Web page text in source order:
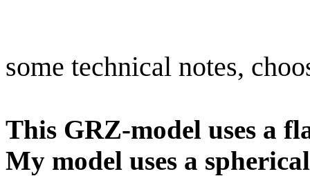
some technical notes,
This GRZ-model uses a
My model uses a